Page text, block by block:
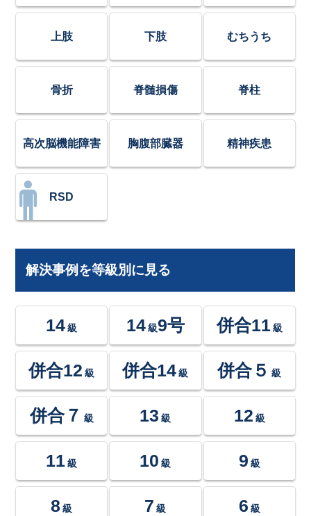
上肢 下肢 むちうち
骨折 脊髄損傷 脊柱
高次脳機能障害 胸腹部臓器 精神疾患
RSD
解決事例を等級別に見る
14 級 14級9号 併合11 級
併合12 級 併合14 級 併合５ 級
併合７ 級 13 級 12 級
11 級 10 級 9 級
8 級 7 級 6 級